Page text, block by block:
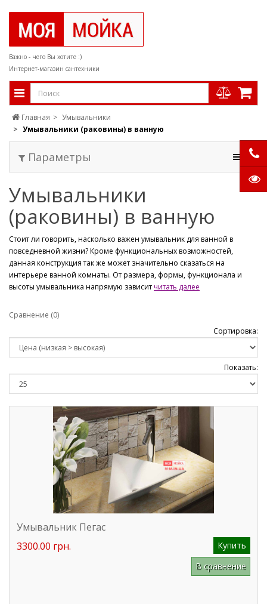
Важно - чего Вы хотите :)
Интернет-магазин сантехники
Главная
Умывальники
Умывальники (раковины) в ванную
Параметры
Умывальники
(раковины) в ванную
Стоит ли говорить, насколько важен умывальник для ванной в
повседневной жизни? Кроме функциональных возможностей,
данная конструкция так же может значительно сказаться на
интерьере ванной комнаты. От размера, формы, функционала и
высоты умывальника напрямую зависитчитать далее
Сравнение (0)
Сортировка:
Показать:
Умывальник Пегас
3300.00 грн.
Купить
В сравнение